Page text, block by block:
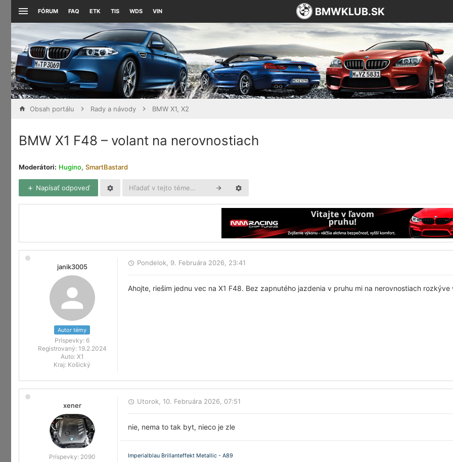
FÓRUM FAQ ETK TIS WDS VIN BMWKLUB.SK
Obsah portálu Rady a návody BMW X1, X2
BMW X1 F48 – volant na nerovnostiach
Moderátori: Hugino, SmartBastard
Napísať odpoveď
janik3005
Autor témy
Príspevky: 6
Registrovaný: 19.2.2024
Auto:X1
Kraj: Košický
Pondelok, 9. Februára 2026, 23:41
Ahojte, riešim jednu vec na X1 F48. Bez zapnutého jazdenia v pruhu mi na nerovnostiach
xener
Príspevky: 2090
Utorok, 10. Februára 2026, 07:51
nie, nema to tak byt, nieco je zle
Imperialblau Brillanteffekt Metallic - A89